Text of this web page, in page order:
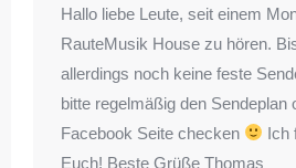
Hallo liebe Leute, seit einem
RauteMusik House zu hören.
allerdings noch keine feste
bitte regelmäßig den Sendeplan
Facebook Seite checken
Ich
Euch! Beste Grüße Thomas